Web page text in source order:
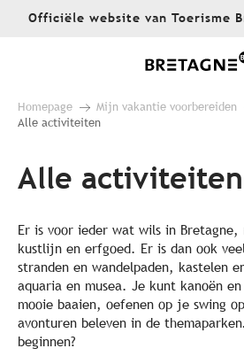
AllerOfficiële website van Toerisme
Homepage Mijn vakantie voorbereiden
Alle activiteiten
Alle activiteiten
Er is voor ieder wat wils in
kustlijn en erfgoed. Er is dan ook
stranden en wandelpaden, kastelen
aquaria en musea. Je kunt kanoën
mooie baaien, oefenen op je swing
avonturen beleven in de
beginnen?